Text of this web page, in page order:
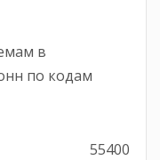
в
по кодам
55400